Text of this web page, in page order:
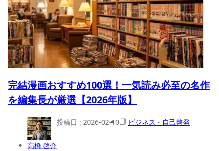
完結漫画おすすめ100選！一気読み必至の名作
を編集長が厳選【2026年版】
高橋 啓介
投稿日 : 2026-02-10 ビジネス・自己啓発